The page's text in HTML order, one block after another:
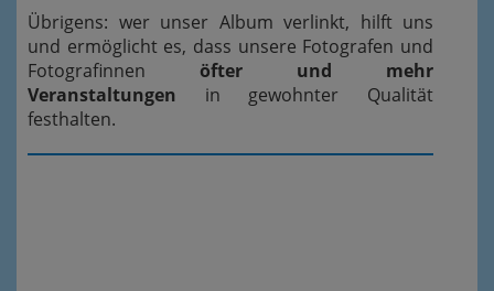
Übrigens: wer unser Album verlinkt, hilft uns
und ermöglicht es, dass unsere Fotografen und
Fotografinnen öfter und mehr
Veranstaltungen in gewohnter Qualität
festhalten.